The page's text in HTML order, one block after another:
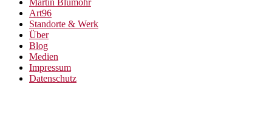
Martin Blumöhr
Art96
Standorte & Werk
Über
Blog
Medien
Impressum
Datenschutz